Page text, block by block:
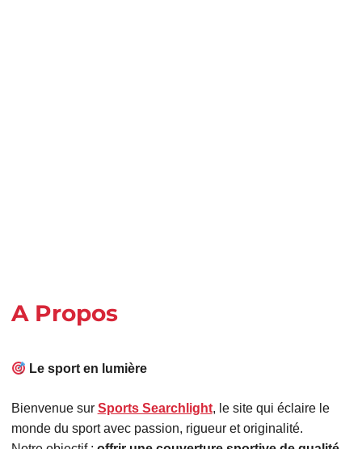
A Propos
Le sport en lumière
Bienvenue sur Sports Searchlight, le site qui éclaire le
monde du sport avec passion, rigueur et originalité.